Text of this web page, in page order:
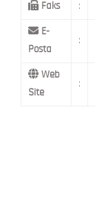
Faks :
E-
Posta
:
Web
Site
: